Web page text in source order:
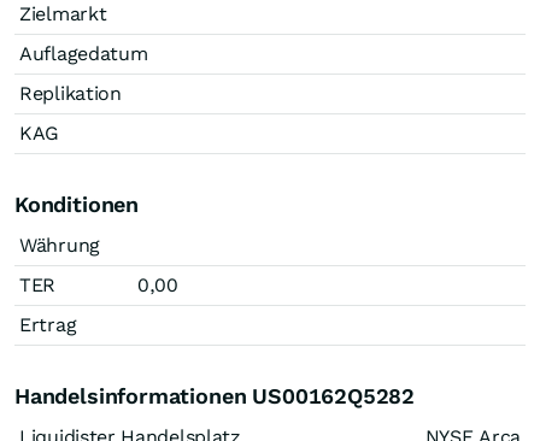
Zielmarkt
Auflagedatum
Replikation
KAG
Konditionen
Währung
TER
0,00
Ertrag
Handelsinformationen US00162Q5282